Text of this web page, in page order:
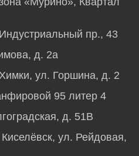
пр., 43
д. 2а
ул. Горшина, д. 2
95 литер 4
д. 51В
ул. Рейдовая,